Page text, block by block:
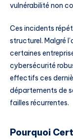
vulnérabilité non
Ces incidents
structurel. Malgré
certaines
cybersécurité
effectifs ces
départements de
failles récurrentes.
Pourquoi